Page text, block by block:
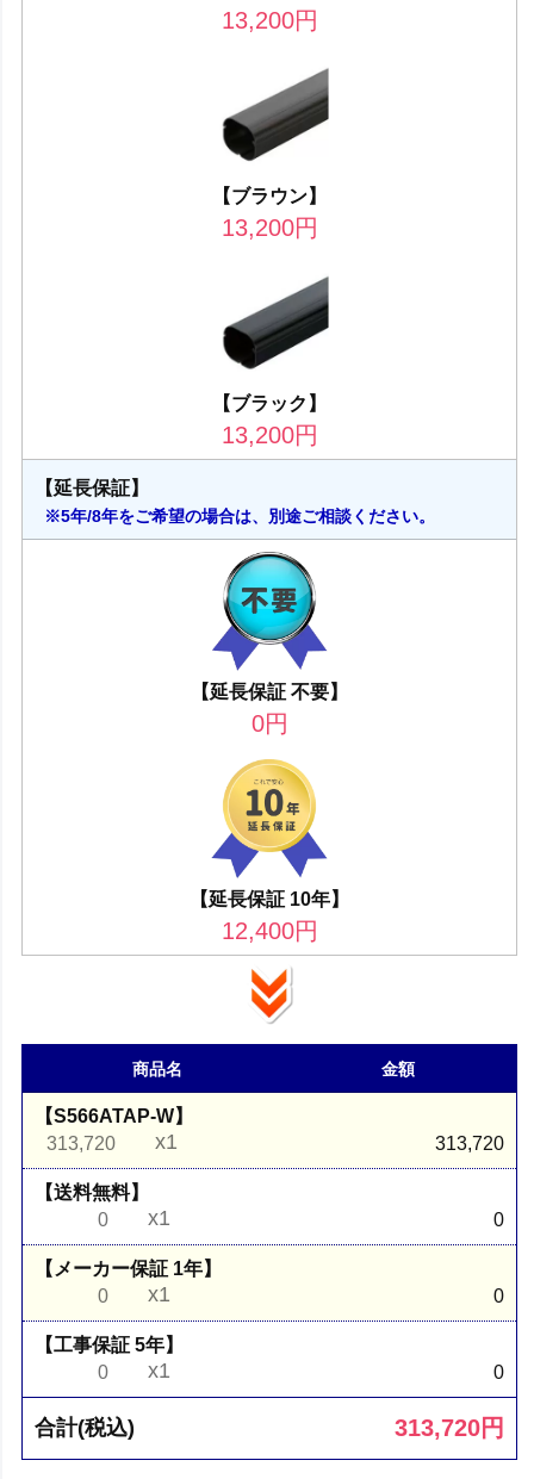
13,200円
【ブラウン】
13,200円
【ブラック】
13,200円
【延長保証】
※5年/8年をご希望の場合は、別途ご相談ください。
【延長保証 不要】
0円
【延長保証 10年】
12,400円
商品名 金額
【S566ATAP-W】
313,720
x1 313,720
【送料無料】
0
x1 0
【メーカー保証 1年】
0
x1 0
【工事保証 5年】
0
x1 0
合計(税込) 313,720円